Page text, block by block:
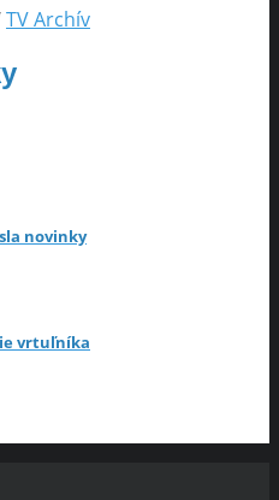
TV Archív
novinky
vrtuľníka